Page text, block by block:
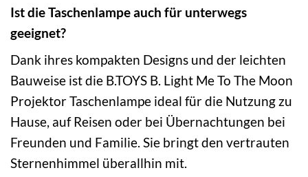
Ist die Taschenlampe auch für unterwegs
geeignet?
Dank ihres kompakten Designs und der leichten
Bauweise ist die B.TOYS B. Light Me To The Moon
Projektor Taschenlampe ideal für die Nutzung zu
Hause, auf Reisen oder bei Übernachtungen bei
Freunden und Familie. Sie bringt den vertrauten
Sternenhimmel überallhin mit.